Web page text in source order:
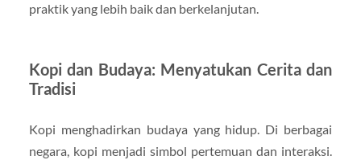
praktik yang lebih baik dan berkelanjutan.
Kopi dan Budaya: Menyatukan Cerita dan
Tradisi
Kopi menghadirkan budaya yang hidup. Di berbagai
negara, kopi menjadi simbol pertemuan dan interaksi.